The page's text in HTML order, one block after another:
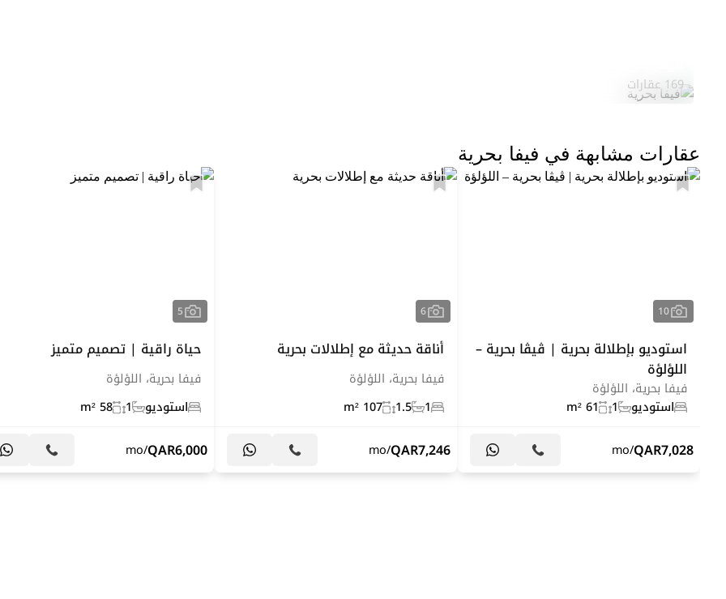
169 عقارات
عقارات مشابهة في فيفا بحرية
10
استوديو بإطلالة بحرية | ڤيڤا بحرية –
اللؤلؤة
فيفا بحرية، اللؤلؤة
استوديو
1
61 m²
7,028
QAR
/mo
6
أناقة حديثة مع إطلالات بحرية
فيفا بحرية، اللؤلؤة
1
1.5
107 m²
7,246
QAR
/mo
5
حياة راقية | تصميم متميز
فيفا بحرية، اللؤلؤة
استوديو
1
58 m²
6,000
QAR
/mo